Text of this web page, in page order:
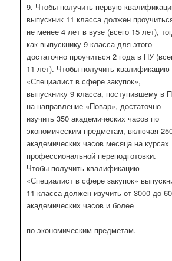
9. Чтобы получить первую
выпускник 11 класса должен
не менее 4 лет в вузе (всего 15 лет),
как выпускнику 9 класса для этого
достаточно проучиться 2 года в ПУ
11 лет). Чтобы получить квалификацию
«Специалист в сфере закупок»,
выпускнику 9 класса, поступившему в
на направление «Повар», достаточно
изучить 350 академических часов по
экономическим предметам, включая
академических часов месяца на курсах
профессиональной переподготовки.
Чтобы получить квалификацию
«Специалист в сфере закупок»
11 класса должен изучить от 3000 до
академических часов и более
по экономическим предметам.